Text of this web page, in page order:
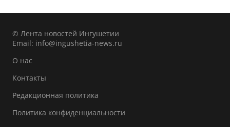
© Лента новостей Ингушетии
Email: info@ingushetia-news.ru
О нас
Контакты
Редакционная политика
Политика конфиденциальности